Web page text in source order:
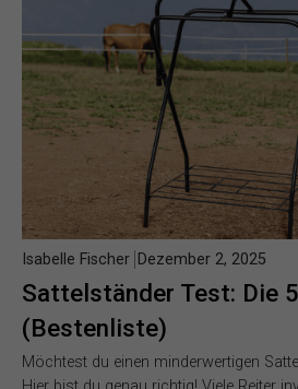
Sattelständer Test: Die
(Bestenliste)
Isabelle Fischer Dezember 2, 2025
Möchtest du einen minderwertigen